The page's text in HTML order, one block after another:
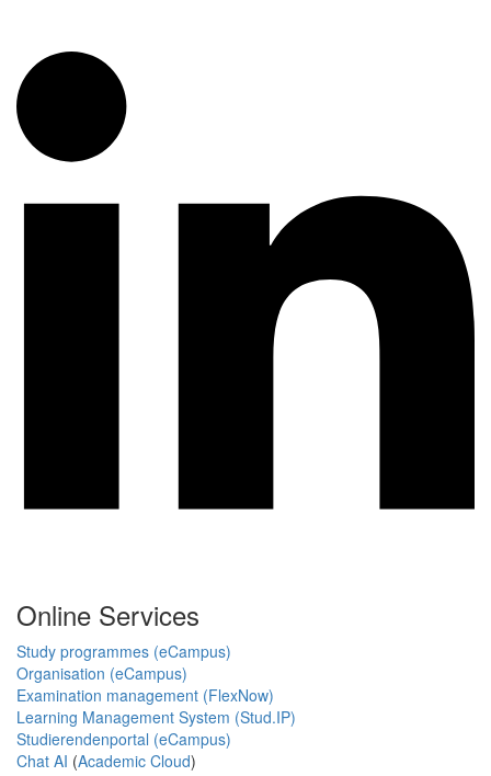
Online Services
Study programmes (eCampus)
Organisation (eCampus)
Examination management (FlexNow)
Learning Management System (Stud.IP)
Studierendenportal (eCampus)
Chat AI (Academic Cloud)